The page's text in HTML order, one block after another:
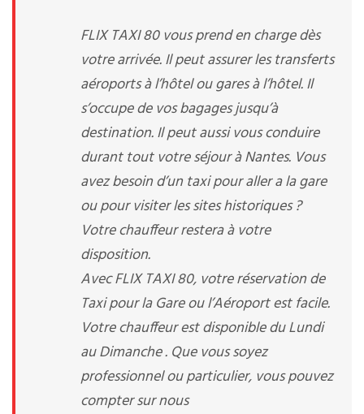
FLIX TAXI 80 vous prend en charge dès
votre arrivée. Il peut assurer les transferts
aéroports à l’hôtel ou gares à l’hôtel. Il
s’occupe de vos bagages jusqu’à
destination. Il peut aussi vous conduire
durant tout votre séjour à Nantes. Vous
avez besoin d’un taxi pour aller a la gare
ou pour visiter les sites historiques ?
Votre chauffeur restera à votre
disposition.
Avec FLIX TAXI 80, votre réservation de
Taxi pour la Gare ou l’Aéroport est facile.
Votre chauffeur est disponible du Lundi
au Dimanche . Que vous soyez
professionnel ou particulier, vous pouvez
compter sur nous